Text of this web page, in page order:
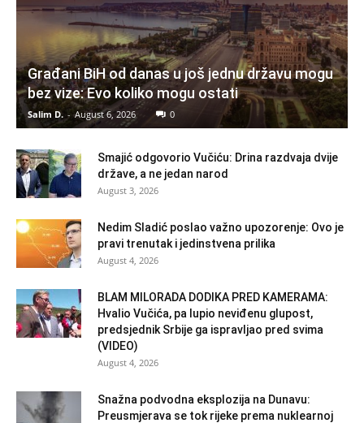
Građani BiH od danas u još jednu državu mogu
bez vize: Evo koliko mogu ostati
Salim D. - August 6, 2026 0
Smajić odgovorio Vučiću: Drina razdvaja dvije
države, a ne jedan narod
August 3, 2026
Nedim Sladić poslao važno upozorenje: Ovo je
pravi trenutak i jedinstvena prilika
August 4, 2026
BLAM MILORADA DODIKA PRED KAMERAMA:
Hvalio Vučića, pa lupio neviđenu glupost,
predsjednik Srbije ga ispravljao pred svima
(VIDEO)
August 4, 2026
Snažna podvodna eksplozija na Dunavu:
Preusmjerava se tok rijeke prema nuklearnoj